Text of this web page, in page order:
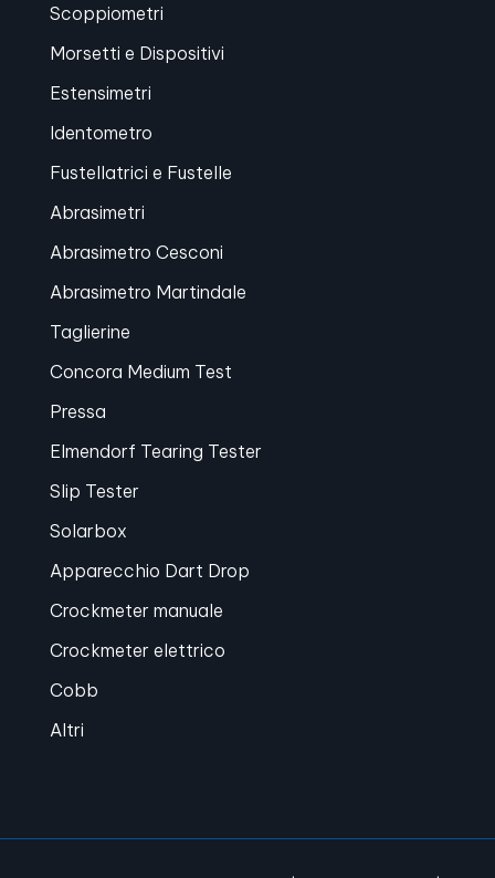
Scoppiometri
Morsetti e Dispositivi
Estensimetri
Identometro
Fustellatrici e Fustelle
Abrasimetri
Abrasimetro Cesconi
Abrasimetro Martindale
Taglierine
Concora Medium Test
Pressa
Elmendorf Tearing Tester
Slip Tester
Solarbox
Apparecchio Dart Drop
Crockmeter manuale
Crockmeter elettrico
Cobb
Altri